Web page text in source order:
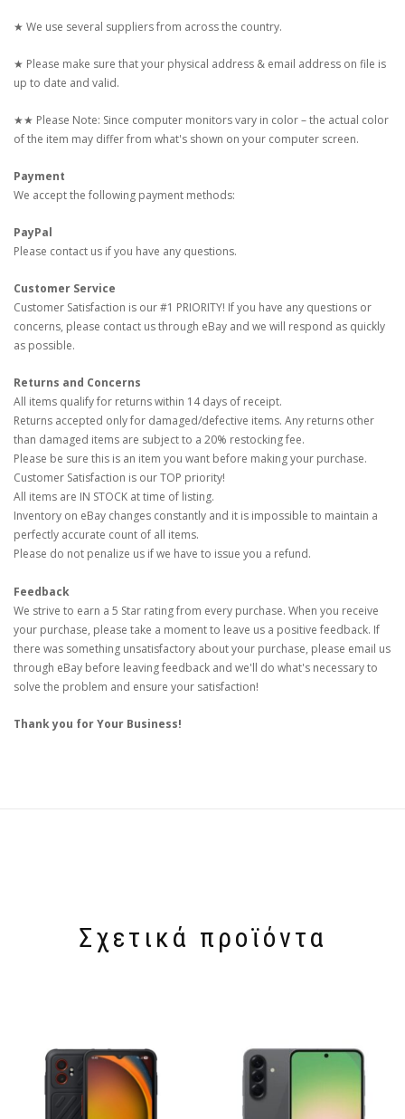
★ We use several suppliers from across the country.
★ Please make sure that your physical address & email address on file is
up to date and valid.
★★ Please Note: Since computer monitors vary in color – the actual color
of the item may differ from what's shown on your computer screen.
Payment
We accept the following payment methods:
PayPal
Please contact us if you have any questions.
Customer Service
Customer Satisfaction is our #1 PRIORITY! If you have any questions or
concerns, please contact us through eBay and we will respond as quickly
as possible.
Returns and Concerns
All items qualify for returns within 14 days of receipt.
Returns accepted only for damaged/defective items. Any returns other
than damaged items are subject to a 20% restocking fee.
Please be sure this is an item you want before making your purchase.
Customer Satisfaction is our TOP priority!
All items are IN STOCK at time of listing.
Inventory on eBay changes constantly and it is impossible to maintain a
perfectly accurate count of all items.
Please do not penalize us if we have to issue you a refund.
Feedback
We strive to earn a 5 Star rating from every purchase. When you receive
your purchase, please take a moment to leave us a positive feedback. If
there was something unsatisfactory about your purchase, please email us
through eBay before leaving feedback and we'll do what's necessary to
solve the problem and ensure your satisfaction!
Thank you for Your Business!
Σχετικά προϊόντα